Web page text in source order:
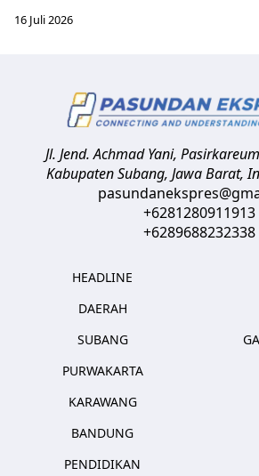
16 Juli 2026
Jl. Jend. Achmad Yani,
Kabupaten Subang, Jawa Barat,
+6281280911913
+6289688232338
HEADLINE
DAERAH
SUBANG
PURWAKARTA
KARAWANG
BANDUNG
PENDIDIKAN